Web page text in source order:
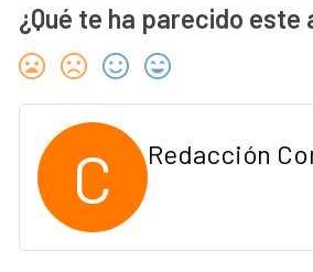
¿Qué te ha parecido este
C Redacción